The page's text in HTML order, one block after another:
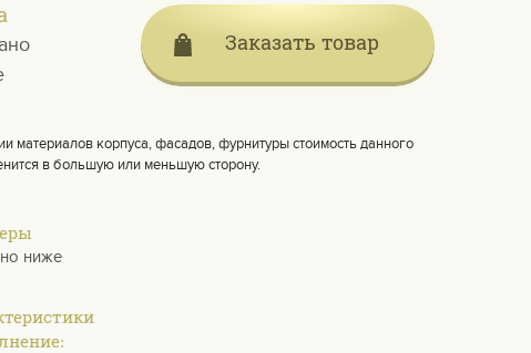
Заказать товар
материалов корпуса, фасадов, фурнитуры стоимость данного
в большую или меньшую сторону.
ниже